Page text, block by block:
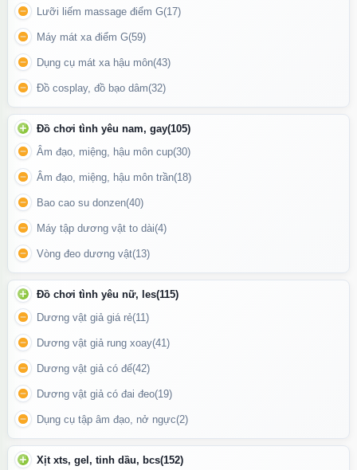
Không gây cấn nút bấm, thao tác mượt mà, dễ tháo lắp
Ốp lưng iPhone 16 Pro - Ốp lưng iPhone 16 Pro Max
Update gần nhất lúc 20:56:50 18/06/2026
Lưỡi liếm massage điểm G(17)
Máy mát xa điểm G(59)
Dụng cụ mát xa hậu môn(43)
Đồ cosplay, đồ bạo dâm(32)
Đồ chơi tình yêu nam, gay(105)
Âm đạo, miệng, hậu môn cup(30)
Âm đạo, miệng, hậu môn trần(18)
Bao cao su donzen(40)
Máy tập dương vật to dài(4)
Vòng đeo dương vật(13)
Đồ chơi tình yêu nữ, les(115)
Dương vật giả giá rẻ(11)
Dương vật giả rung xoay(41)
Dương vật giả có đế(42)
Dương vật giả có đai đeo(19)
Dụng cụ tập âm đạo, nở ngực(2)
Xịt xts, gel, tinh dầu, bcs(152)